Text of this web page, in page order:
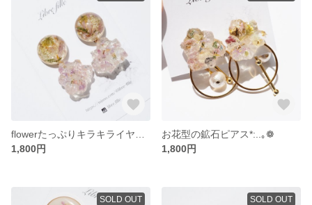
1,800円
お花型の鉱石ピアス*:..｡❁
1,800円
SOLD OUT SOLD OUT